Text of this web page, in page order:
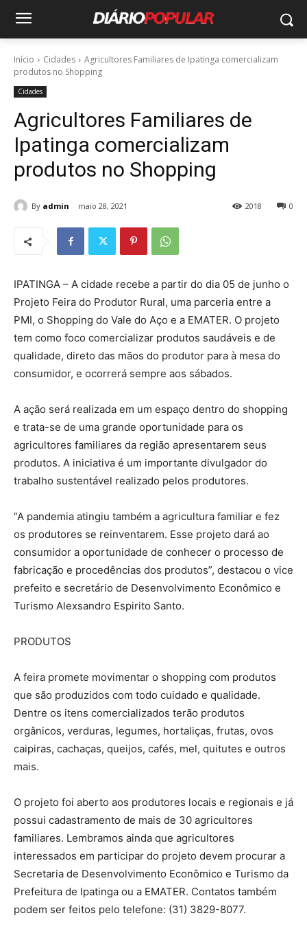
Início Cidades
Agricultores Familiares de Ipatinga comercializam
produtos no Shopping
Cidades
Agricultores Familiares de
Ipatinga comercializam
produtos no Shopping
By admin maio 28, 2021 0
2018
IPATINGA – A cidade recebe a partir do dia 05 de junho o
Projeto Feira do Produtor Rural, uma parceria entre a
PMI, o Shopping do Vale do Aço e a EMATER. O projeto
tem como foco comercializar produtos saudáveis e de
qualidade, direto das mãos do produtor para à mesa do
consumidor, e ocorrerá sempre aos sábados.
A ação será realizada em um espaço dentro do shopping
e trata-se de uma grande oportunidade para os
agricultores familiares da região apresentarem seus
produtos. A iniciativa é um importante divulgador do
trabalho sustentável realizado pelos produtores.
“A pandemia atingiu também a agricultura familiar e fez
os produtores se reinventarem. Esse projeto dará ao
consumidor a oportunidade de conhecer o processo de
fabricação e procedências dos produtos”, destacou o vice
prefeito e secretário de Desenvolvimento Econômico e
Turismo Alexsandro Espirito Santo.
PRODUTOS
A feira promete movimentar o shopping com produtos
que são produzidos com todo cuidado e qualidade.
Dentre os itens comercializados terão produtos
orgânicos, verduras, legumes, hortaliças, frutas, ovos
caipiras, cachaças, queijos, cafés, mel, quitutes e outros
mais.
O projeto foi aberto aos produtores locais e regionais e já
possui cadastramento de mais de 30 agricultores
familiares. Lembramos ainda que agricultores
interessados em participar do projeto devem procurar a
Secretaria de Desenvolvimento Econômico e Turismo da
Prefeitura de Ipatinga ou a EMATER. Contatos também
podem ser feitos pelo telefone: (31) 3829-8077.